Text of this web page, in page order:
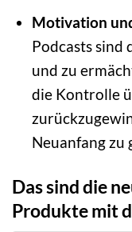
Motivation
Podcasts sind
und zu
die Kontrolle
Neuanfang zu
Das sind die
Produkte mit